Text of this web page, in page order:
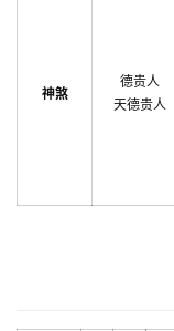
神煞
德贵人
天德贵人